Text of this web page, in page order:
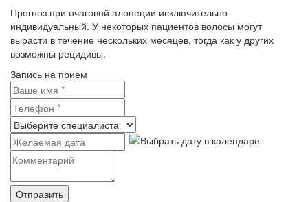
Прогноз при очаговой алопеции исключительно
индивидуальный. У некоторых пациентов волосы могут
вырасти в течение нескольких месяцев, тогда как у других
возможны рецидивы.
Запись на прием